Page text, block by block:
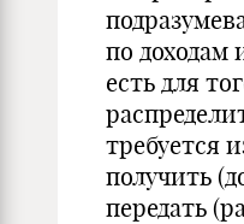
по доходам
есть для
требуется
получить
передать